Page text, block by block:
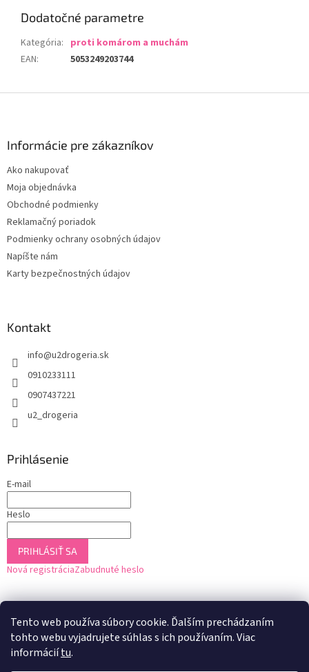
Tento web používa súbory cookie. Ďalším prechádzaním
tohto webu vyjadrujete súhlas s ich používaním. Viac
informáciítu.
Dodatočné parametre
Kategória: proti komárom a muchám
EAN: 5053249203744
Informácie pre zákazníkov
Ako nakupovať
Moja objednávka
Obchodné podmienky
Reklamačný poriadok
Podmienky ochrany osobných údajov
Napíšte nám
Karty bezpečnostných údajov
Kontakt
info@u2drogeria.sk
0910233111
0907437221
u2_drogeria
Prihlásenie
E-mail
Heslo
PRIHLÁSIŤ SA
Nová registráciaZabudnuté heslo